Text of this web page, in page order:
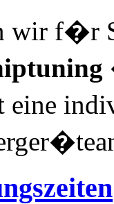
wir f�r
eine